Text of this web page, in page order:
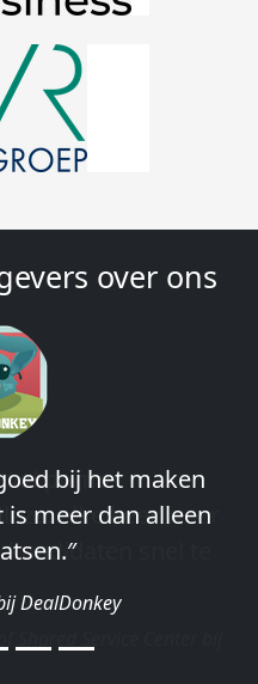
over ons
prima
elke keer weer
snel te